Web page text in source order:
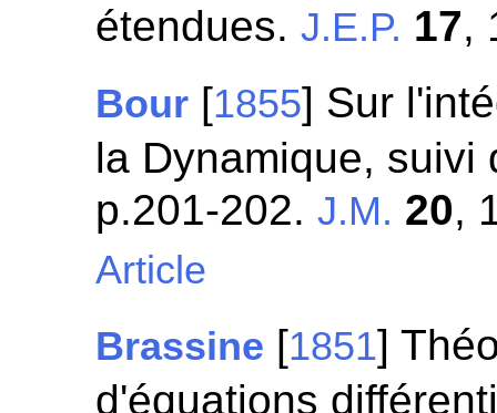
étendues.J.E.P. 17,
Bour [1855] Sur
la Dynamique, suivi
p.201-202.J.M. 20,
Article
Brassine [1851]
d'équations